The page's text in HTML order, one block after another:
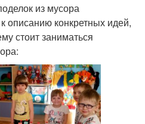
из мусора
описанию конкретных идей,
стоит заниматься